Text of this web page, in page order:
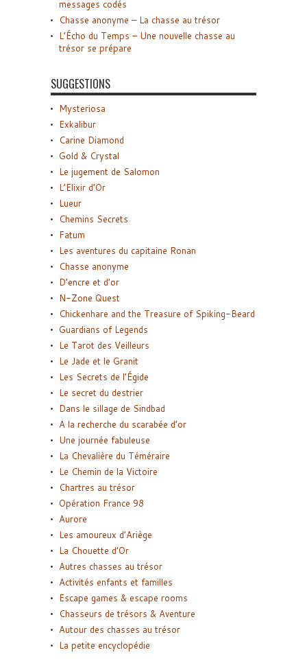
messages codés
Chasse anonyme – La chasse au trésor
L’Écho du Temps – Une nouvelle chasse au
trésor se prépare
SUGGESTIONS
Mysteriosa
Exkalibur
Carine Diamond
Gold & Crystal
Le jugement de Salomon
L’Elixir d’Or
Lueur
Chemins Secrets
Fatum
Les aventures du capitaine Ronan
Chasse anonyme
D’encre et d’or
N-Zone Quest
Chickenhare and the Treasure of Spiking-Beard
Guardians of Legends
Le Tarot des Veilleurs
Le Jade et le Granit
Les Secrets de l’Égide
Le secret du destrier
Dans le sillage de Sindbad
A la recherche du scarabée d’or
Une journée fabuleuse
La Chevalière du Téméraire
Le Chemin de la Victoire
Chartres au trésor
Opération France 98
Aurore
Les amoureux d’Ariège
La Chouette d’Or
Autres chasses au trésor
Activités enfants et familles
Escape games & escape rooms
Chasseurs de trésors & Aventure
Autour des chasses au trésor
La petite encyclopédie